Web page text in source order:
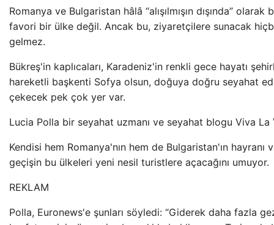
Romanya ve Bulgaristan hâlâ “alışılmışın dışında”
favori bir ülke değil. Ancak bu, ziyaretçilere sunacak
gelmez.
Bükreş'in kaplıcaları, Karadeniz'in renkli gece hayatı
hareketli başkenti Sofya olsun, doğuya doğru seyahat
çekecek pek çok yer var.
Lucia Polla bir seyahat uzmanı ve seyahat blogu Viva La
Kendisi hem Romanya'nın hem de Bulgaristan'ın hayranı
geçişin bu ülkeleri yeni nesil turistlere açacağını umuyor.
REKLAM
Polla, Euronews'e şunları söyledi: “Giderek daha fazla